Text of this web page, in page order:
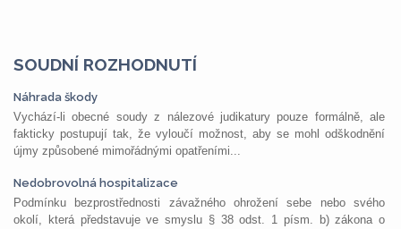
SOUDNÍ ROZHODNUTÍ
Náhrada škody
Vychází-li obecné soudy z nálezové judikatury pouze formálně, ale
fakticky postupují tak, že vyloučí možnost, aby se mohl odškodnění
újmy způsobené mimořádnými opatřeními...
Nedobrovolná hospitalizace
Podmínku bezprostřednosti závažného ohrožení sebe nebo svého
okolí, která představuje ve smyslu § 38 odst. 1 písm. b) zákona o